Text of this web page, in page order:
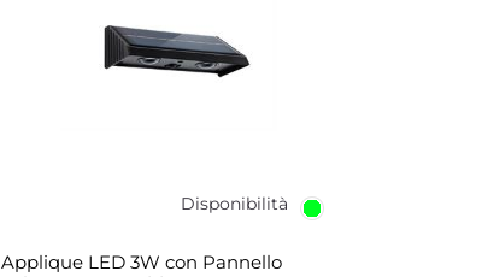
Disponibilità
Applique LED 3W con Pannello